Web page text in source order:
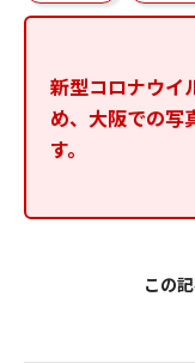
新型コロナウイ
め、大阪での写
す。